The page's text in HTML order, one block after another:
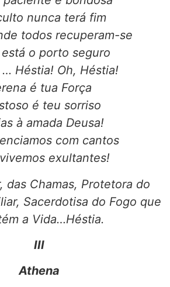
nunca terá fim
todos recuperam-se
o porto seguro
Héstia! Oh, Héstia!
é tua Força
é teu sorriso
à amada Deusa!
com cantos
exultantes!
das Chamas, Protetora do
Sacerdotisa do Fogo que
a Vida…Héstia.
III
Athena